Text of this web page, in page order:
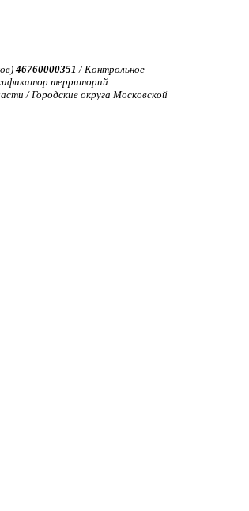
46760000351 / Контрольное
территорий
/ Городские округа Московской